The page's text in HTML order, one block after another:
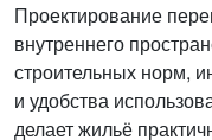
Проектирование
внутреннего
строительных норм,
и удобства
делает жильё